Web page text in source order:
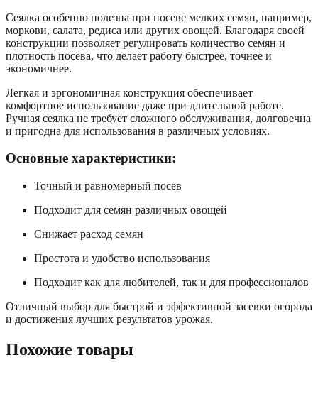
Сеялка особенно полезна при посеве мелких семян, например,
моркови, салата, редиса или других овощей. Благодаря своей
конструкции позволяет регулировать количество семян и
плотность посева, что делает работу быстрее, точнее и
экономичнее.
Легкая и эргономичная конструкция обеспечивает
комфортное использование даже при длительной работе.
Ручная сеялка не требует сложного обслуживания, долговечна
и пригодна для использования в различных условиях.
Основные характеристики:
Точный и равномерный посев
Подходит для семян различных овощей
Снижает расход семян
Простота и удобство использования
Подходит как для любителей, так и для профессионалов
Отличный выбор для быстрой и эффективной засевки огорода
и достижения лучших результатов урожая.
Похожие товары